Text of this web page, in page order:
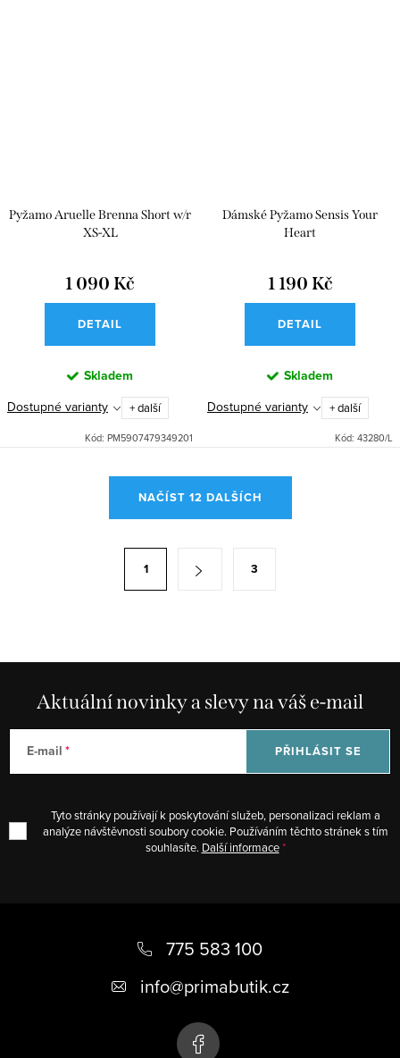
Pyžamo Aruelle Brenna Short w/r
XS-XL
1 090 Kč
DETAIL
Skladem
Dostupné varianty + další
Kód: PM5907479349201
Dámské Pyžamo Sensis Your
Heart
1 190 Kč
DETAIL
Skladem
Dostupné varianty + další
Kód: 43280/L
p
NAČÍST 12 DALŠÍCH
v
n
1 3
Aktuální novinky a slevy na váš e-mail
E-mail
Tyto stránky používají k poskytování služeb, personalizaci reklam a
analýze návštěvnosti soubory cookie. Používáním těchto stránek s tím
souhlasíte. Další informace
PŘIHLÁSIT SE
775 583 100
info@primabutik.cz